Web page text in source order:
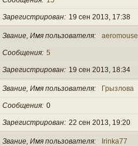
Зарегистрирован 19 сен 2013, 17:38
Звание, Имя пользователя aeromouse
Сообщения 5
Зарегистрирован 19 сен 2013, 18:34
Звание, Имя пользователя Грызлова
Сообщения 0
Зарегистрирован 22 сен 2013, 19:20
Звание, Имя пользователя Irinka77